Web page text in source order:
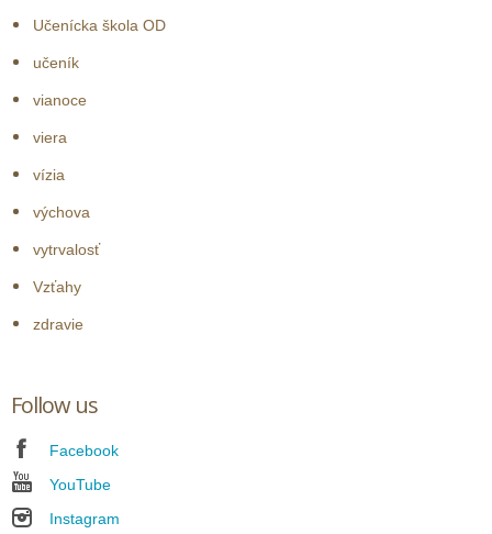
Učenícka škola OD
učeník
vianoce
viera
vízia
výchova
vytrvalosť
Vzťahy
zdravie
Follow us
Facebook
YouTube
Instagram